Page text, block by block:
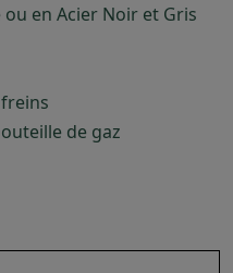
en Acier Noir et Gris
de gaz